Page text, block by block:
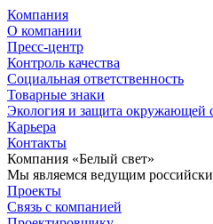
Компания
О компании
Пресс-центр
Контроль качества
Социальная ответственность
Товарные знаки
Экология и защита окружающей
Карьера
Контакты
Компания «Белый свет»
Мы являемся ведущим
Проекты
Связь с компанией